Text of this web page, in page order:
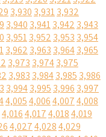
3,930 3,9313,932
3,940 3,9413,942 3,943
3,9513,952 3,953 3,954
3,962 3,963 3,9643,965
3,973 3,9743,975
3,983 3,9843,985 3,986
3,9943,995 3,996 3,997
4,0054,0064,0074,008
4,0164,0174,0184,019
4,0274,0284,029